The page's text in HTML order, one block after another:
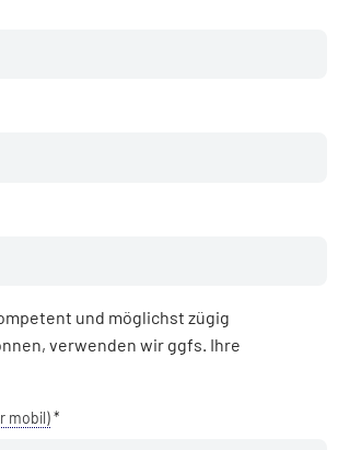
und möglichst zügig
verwenden wir ggfs. Ihre
mobil)*